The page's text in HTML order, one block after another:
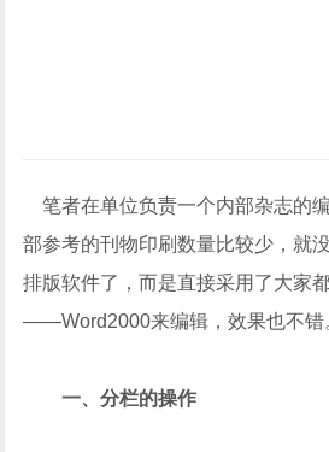
笔者在单位负责一个内部杂志的
部参考的刊物印刷数量比较少，就
排版软件了，而是直接采用了大家
——Word2000来编辑，效果也不错
一、分栏的操作